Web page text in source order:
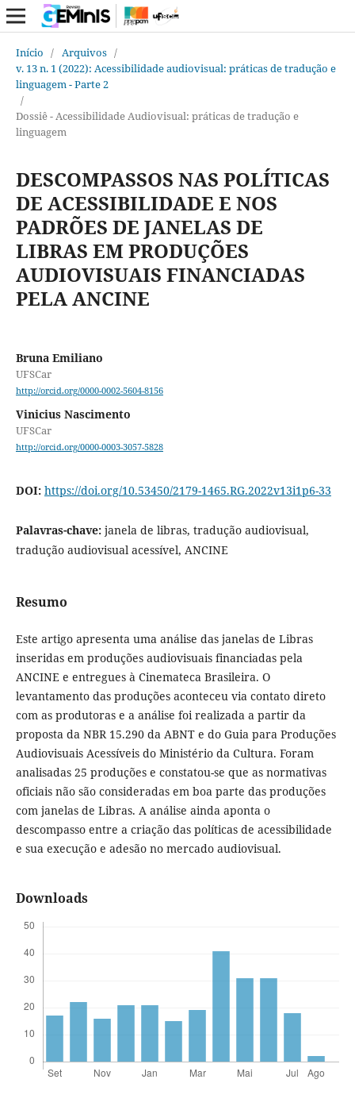
Início / Arquivos /
v. 13 n. 1 (2022): Acessibilidade audiovisual: práticas de tradução e
linguagem - Parte 2
/
Dossiê - Acessibilidade Audiovisual: práticas de tradução e
linguagem
DESCOMPASSOS NAS POLÍTICAS
DE ACESSIBILIDADE E NOS
PADRÕES DE JANELAS DE
LIBRAS EM PRODUÇÕES
AUDIOVISUAIS FINANCIADAS
PELA ANCINE
Bruna Emiliano
UFSCar
http://orcid.org/0000-0002-5604-8156
Vinicius Nascimento
UFSCar
http://orcid.org/0000-0003-3057-5828
DOI: https://doi.org/10.53450/2179-1465.RG.2022v13i1p6-33
Palavras-chave: janela de libras, tradução audiovisual,
tradução audiovisual acessível, ANCINE
Resumo
Este artigo apresenta uma análise das janelas de Libras
inseridas em produções audiovisuais financiadas pela
ANCINE e entregues à Cinemateca Brasileira. O
levantamento das produções aconteceu via contato direto
com as produtoras e a análise foi realizada a partir da
proposta da NBR 15.290 da ABNT e do Guia para Produções
Audiovisuais Acessíveis do Ministério da Cultura. Foram
analisadas 25 produções e constatou-se que as normativas
oficiais não são consideradas em boa parte das produções
com janelas de Libras. A análise ainda aponta o
descompasso entre a criação das políticas de acessibilidade
e sua execução e adesão no mercado audiovisual.
Downloads